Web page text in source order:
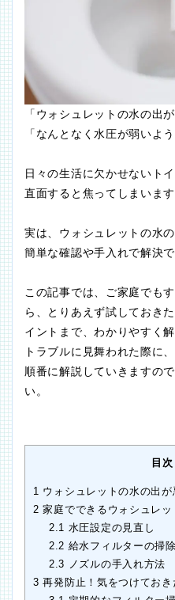
「ウォシュレットの水の出
「なんとなく水圧が弱いよ
日々の生活に欠かせないト
直面すると焦ってしまいます
実は、ウォシュレットの水
簡単な確認や手入れで解決
この記事では、ご家庭でも
ら、とりあえず試しておき
イントまで、わかりやすく解
トラブルに見舞われた際に
順番に解説していきますの
い。
目次
1 ウォシュレットの水の出が
2 家庭でできるウォシュレ
2.1 水圧設定の見直し
2.2 給水フィルターの掃除
2.3 ノズルの手入れ方法
3 再発防止！気をつけておき